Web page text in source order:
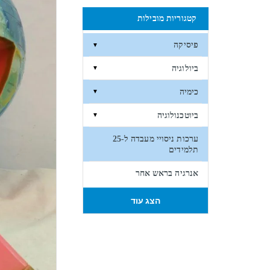
קטגוריות מובילות
פיסיקה ▼
ביולוגיה ▼
כימיה ▼
ביוטכנולוגיה ▼
ערכות ניסויי מעבדה ל-25
תלמידים
אנרגיה בראש אחר
הצג עוד